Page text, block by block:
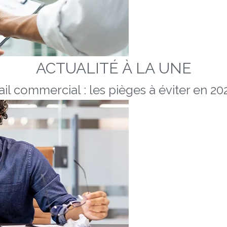
ACTUALITÉ À LA UNE
commercial : les pièges à éviter en